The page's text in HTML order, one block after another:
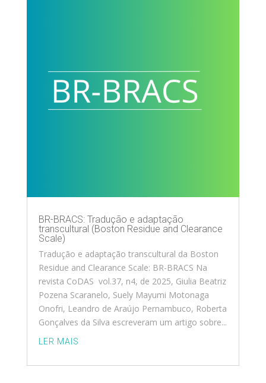
BR-BRACS: Tradução e adaptação
transcultural (Boston Residue and Clearance
Scale)
Tradução e adaptação transcultural da Boston
Residue and Clearance Scale: BR-BRACS Na
revista CoDAS vol.37, n4, de 2025, Giulia Beatriz
Pozena Scaranelo, Suely Mayumi Motonaga
Onofri, Leandro de Araújo Pernambuco, Roberta
Gonçalves da Silva escreveram um artigo sobre...
LER MAIS